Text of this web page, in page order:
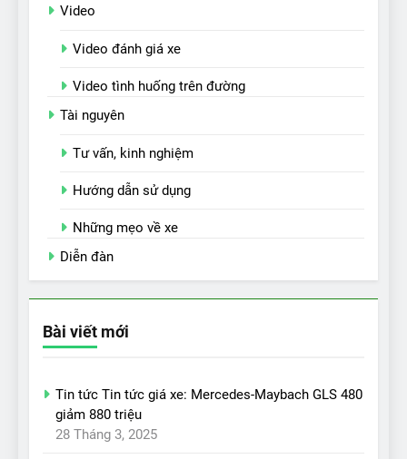
Video
Video đánh giá xe
Video tình huống trên đường
Tài nguyên
Tư vấn, kinh nghiệm
Hướng dẫn sử dụng
Những mẹo về xe
Diễn đàn
Bài viết mới
Tin tức Tin tức giá xe: Mercedes-Maybach GLS 480
giảm 880 triệu
28 Tháng 3, 2025